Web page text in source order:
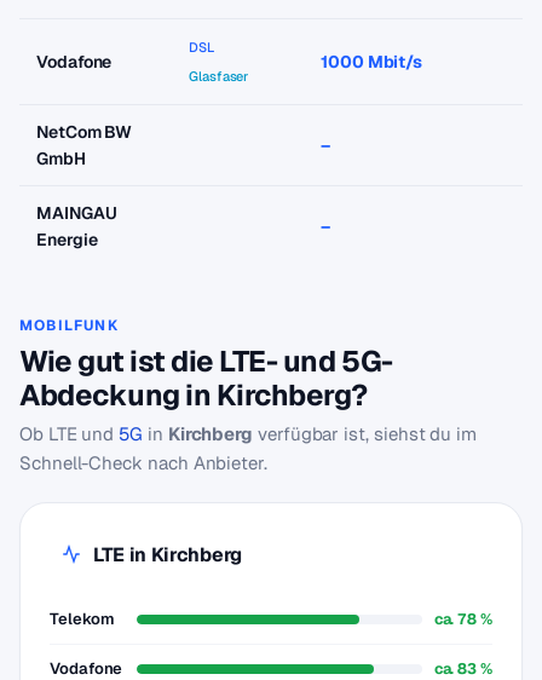
Vodafone
DSL
Glasfaser
1000 Mbit/s
NetCom BW
GmbH
–
MAINGAU
Energie
–
MOBILFUNK
Wie gut ist die LTE- und 5G-
Abdeckung in Kirchberg?
Ob LTE und 5G in Kirchberg verfügbar ist, siehst du im
Schnell-Check nach Anbieter.
LTE in Kirchberg
Telekom ca. 78 %
Vodafone ca. 83 %